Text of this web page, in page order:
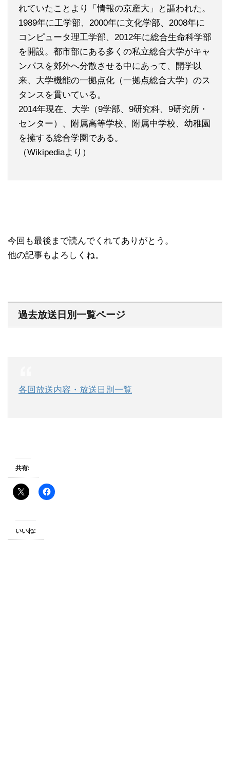
れていたことより「情報の京産大」と謳われた。
1989年に工学部、2000年に文化学部、2008年に
コンピュータ理工学部、2012年に総合生命科学部
を開設。都市部にある多くの私立総合大学がキャ
ンパスを郊外へ分散させる中にあって、開学以
来、大学機能の一拠点化（一拠点総合大学）のス
タンスを貫いている。
2014年現在、大学（9学部、9研究科、9研究所・
センター）、附属高等学校、附属中学校、幼稚園
を擁する総合学園である。
（Wikipediaより）
今回も最後まで読んでくれてありがとう。
他の記事もよろしくね。
過去放送日別一覧ページ
各回放送内容・放送日別一覧
共有:
いいね: